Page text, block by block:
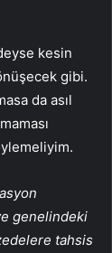
kesin
gibi.
da asıl
genelindeki
tahsis